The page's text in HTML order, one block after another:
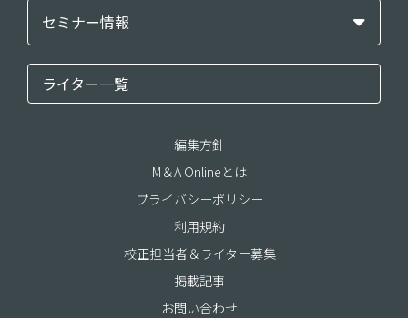
セミナー情報
ライター一覧
編集方針
M＆A Onlineとは
プライバシーポリシー
利用規約
校正担当者＆ライター募集
掲載記事
お問い合わせ